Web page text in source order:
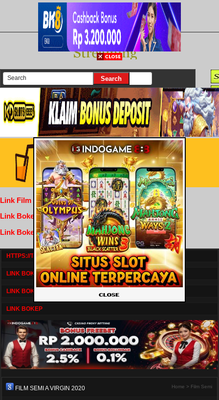
There are currently 25630 movies on our website
Login
Link Film Dewasa
Link Bokep Indofilm
Link Bokep FilmNikmat
HTTPS://TV1.BOSKU21.CAM/
LINK BOKEP DRAMASERIAL
LINK BOKEP
LINK BOKEP
FILM SEMI A VIRGIN 2020 Home > Film Semi